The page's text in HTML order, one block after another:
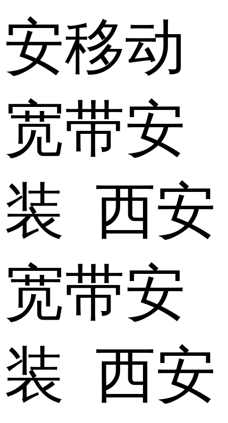
安移动
宽带安
装 西安
宽带安
装 西安